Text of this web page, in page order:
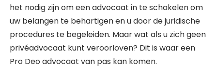
het nodig zijn om een advocaat in te schakelen om
uw belangen te behartigen en u door de juridische
procedures te begeleiden. Maar wat als u zich geen
privéadvocaat kunt veroorloven? Dit is waar een
Pro Deo advocaat van pas kan komen.